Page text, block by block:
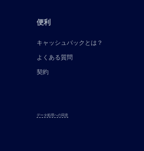
便利
キャッシュバックとは？
よくある質問
契約
データ処理への同意